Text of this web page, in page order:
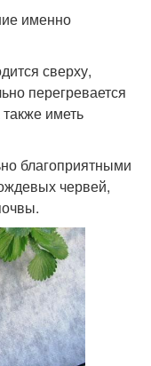
именно
сверху,
перегревается
иметь
благоприятными
червей,